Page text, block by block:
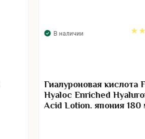
В наличии
Гиалуроновая кислота
Hyaloc Enriched
Acid Lotion. япония 180